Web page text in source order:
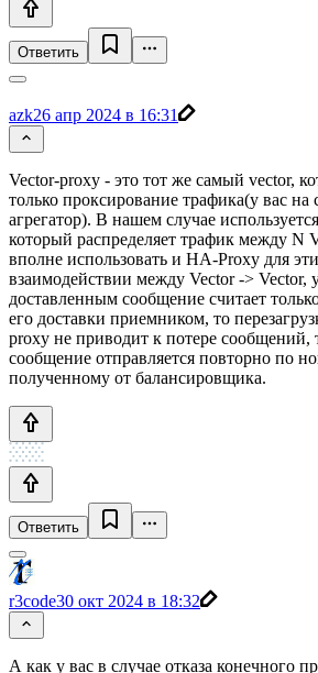
Ответить
azk26 апр 2024 в 16:31
Vector-proxy - это тот же самый vector,
только проксирование трафика(у вас на
агрегатор). В нашем случае
который распределяет трафик между N
вполне использовать и HA-Proxy для
взаимодействии между Vector -> Vector,
доставленным сообщение считает
его доставки приемником, то
proxy не приводит к потере сообщений,
сообщение отправляется повторно по
полученному от балансировщика.
Ответить
r3code30 окт 2024 в 18:32
А как у вас в случае отказа конечного